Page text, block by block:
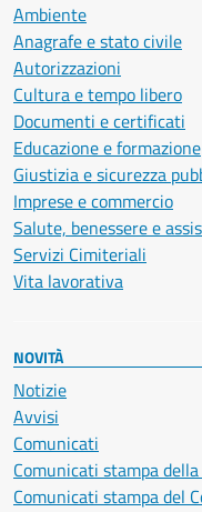
Ambiente
Anagrafe e stato civile
Autorizzazioni
Cultura e tempo libero
Documenti e certificati
Educazione e formazione
Giustizia e sicurezza
Imprese e commercio
Salute, benessere e
Servizi Cimiteriali
Vita lavorativa
NOVITÀ
Notizie
Avvisi
Comunicati
Comunicati stampa
Comunicati stampa del